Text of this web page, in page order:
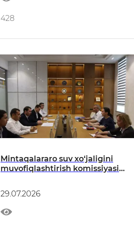
428
Mintaqalararo suv xo‘jaligini
muvofiqlashtirish komissiyasi
masalalari muhokama qilindi
29.07.2026